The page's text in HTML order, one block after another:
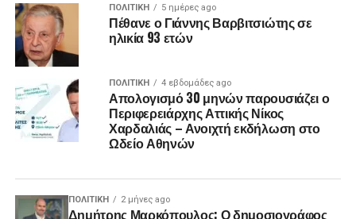
ΠΟΛΙΤΙΚΉ 5 ημέρες ago
Πέθανε ο Γιάννης Βαρβιτσιώτης σε
ηλικία 93 ετών
ΠΟΛΙΤΙΚΉ 4 εβδομάδες ago
Απολογισμό 30 μηνών παρουσιάζει ο
Περιφερειάρχης Αττικής Νίκος
Χαρδαλιάς – Ανοιχτή εκδήλωση στο
Ωδείο Αθηνών
ΠΟΛΙΤΙΚΉ 2 μήνες ago
Δημήτρης Μαρκόπουλος: Ο δημοσιογράφος